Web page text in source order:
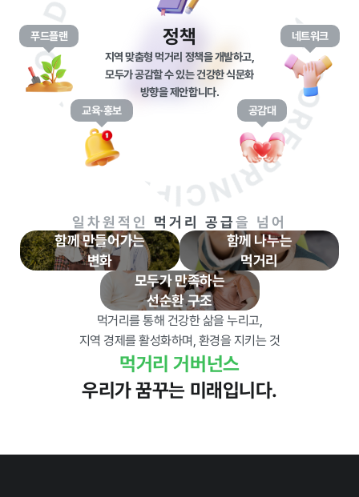
인력 현황
임직원 친인
척 현황
인건비 예산
및 집행현황
감사결과 조
치요구사항
업무추진비
정보목록
안전보건관리
홍보마당
푸드플랜 네트워크
교육·홍보 공감대
정책
지역 맞춤형 먹거리 정책을 개발하고,
모두가 공감할 수 있는 건강한 식문화
방향을 제안합니다.
일차원적인 먹거리 공급을 넘어
함께 만들어가는
변화
함께 나누는
먹거리
모두가 만족하는
선순환 구조
먹거리를 통해 건강한 삶을 누리고,
지역 경제를 활성화하며, 환경을 지키는 것
먹거리 거버넌스
우리가 꿈꾸는 미래입니다.